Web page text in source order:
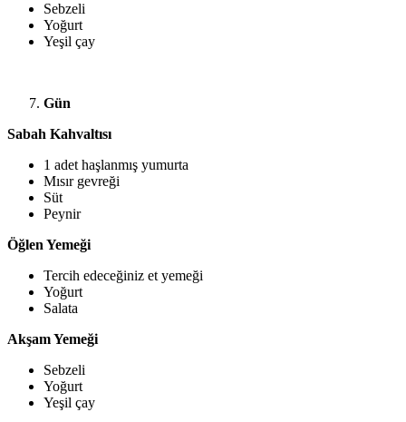
Sebzeli
Yoğurt
Yeşil çay
Gün
Sabah Kahvaltısı
1 adet haşlanmış yumurta
Mısır gevreği
Süt
Peynir
Öğlen Yemeği
Tercih edeceğiniz et yemeği
Yoğurt
Salata
Akşam Yemeği
Sebzeli
Yoğurt
Yeşil çay